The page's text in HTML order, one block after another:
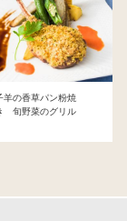
羊の香草パン粉焼
旬野菜のグリル